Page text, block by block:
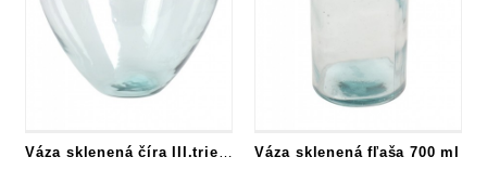
Váza sklenená číra III.trieda Váza sklenená fľaša 700 ml